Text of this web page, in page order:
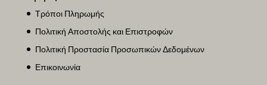
Τρόποι Πληρωμής
Πολιτική Αποστολής και Επιστροφών
Πολιτική Προστασία Προσωπικών Δεδομένων
Επικοινωνία